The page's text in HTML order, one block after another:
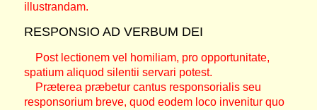
illustrandam.
RESPONSIO AD VERBUM DEI
Post lectionem vel homiliam, pro opportunitate,
spatium aliquod silentii servari potest.
Præterea præbetur cantus responsorialis seu
responsorium breve, quod eodem loco invenitur quo